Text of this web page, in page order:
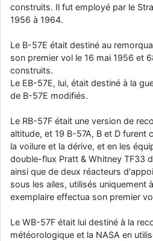
construits. Il fut employé par le
1956 à 1964.
Le B-57E était destiné au
son premier vol le 16 mai 1956 et
construits.
Le EB-57E, lui, était destiné à la
de B-57E modifiés.
Le RB-57F était une version de
altitude, et 19 B-57A, B et D furent
la voilure et la dérive, et en les
double-flux Pratt & Whitney TF33
ainsi que de deux réacteurs
sous les ailes, utilisés uniquement
exemplaire effectua son premier
Le WB-57F était lui destiné à la
météorologique et la NASA en